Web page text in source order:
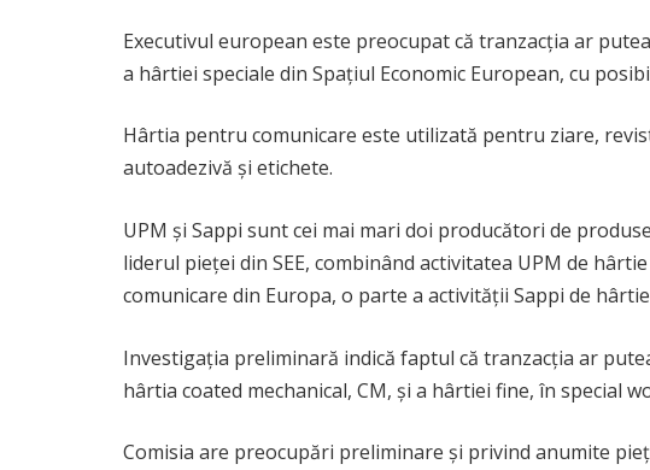
Executivul european este preocupat că tranzacția ar
a hârtiei speciale din Spațiul Economic European, cu
Hârtia pentru comunicare este utilizată pentru ziare,
autoadezivă și etichete.
UPM și Sappi sunt cei mai mari doi producători de
liderul pieței din SEE, combinând activitatea UPM de
comunicare din Europa, o parte a activității Sappi de
Investigația preliminară indică faptul că tranzacția ar
hârtia coated mechanical, CM, și a hârtiei fine, în special
Comisia are preocupări preliminare și privind anumite